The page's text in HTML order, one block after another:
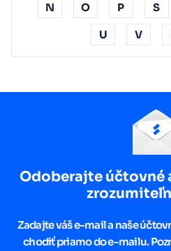
N O P S
U V
Odoberajte účtovné
Zadajte váš e-mail a naše
chodiť priamo do e-mailu.